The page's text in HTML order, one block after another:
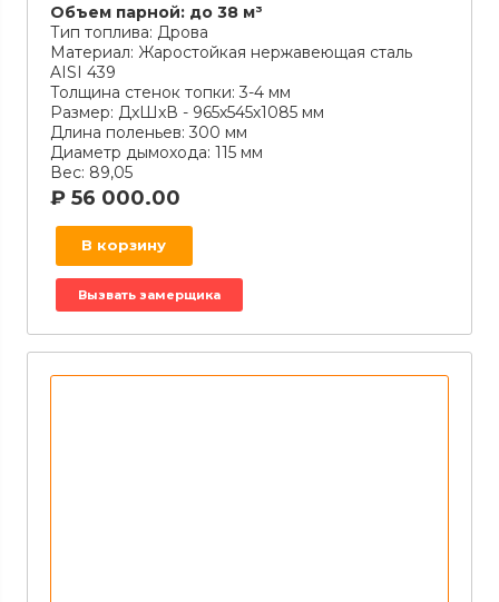
Объем парной: до 38 м³
Тип топлива: Дрова
Материал: Жаростойкая нержавеющая сталь
AISI 439
Толщина стенок топки: 3-4 мм
Размер: ДxШxВ - 965х545х1085 мм
Длина поленьев: 300 мм
Диаметр дымохода: 115 мм
Вес: 89,05
₽ 56 000.00
В корзину
Вызвать замерщика